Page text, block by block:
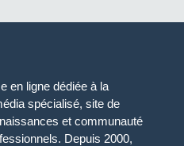
en ligne dédiée à la
spécialisé, site de
et communauté
Depuis 2000,